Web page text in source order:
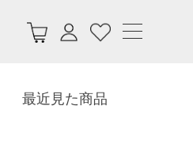
最近見た商品